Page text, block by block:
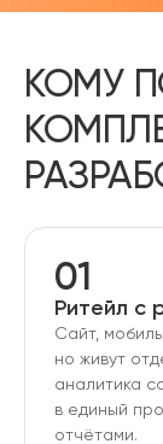
КОМУ
01
Ритейл с
Сайт,
но живут
аналитика
в единый
отчётами.